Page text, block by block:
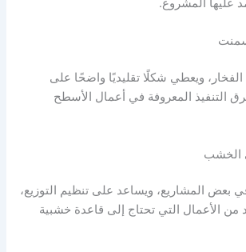
عليها المشروع.
الفخار، ويعطي شكلًا تقليديًا واضحًا على
التنفيذ المعروفة في أعمال الأسطح
الخشب
بعض المشاريع، ويساعد على تنظيم التوزيع،
من الأعمال التي تحتاج إلى قاعدة خشبية